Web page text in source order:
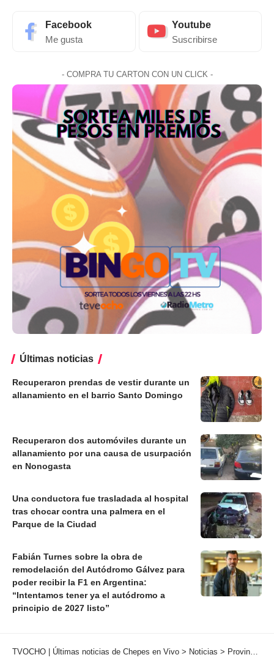
Facebook
Me gusta
Youtube
Suscribirse
- COMPRA TU CARTON CON UN CLICK -
Últimas noticias
Recuperaron prendas de vestir durante un
allanamiento en el barrio Santo Domingo
Recuperaron dos automóviles durante un
allanamiento por una causa de usurpación
en Nonogasta
Una conductora fue trasladada al hospital
tras chocar contra una palmera en el
Parque de la Ciudad
Fabián Turnes sobre la obra de
remodelación del Autódromo Gálvez para
poder recibir la F1 en Argentina:
“Intentamos tener ya el autódromo a
principio de 2027 listo”
TVOCHO | Últimas noticias de Chepes en Vivo > Noticias > Provinciales